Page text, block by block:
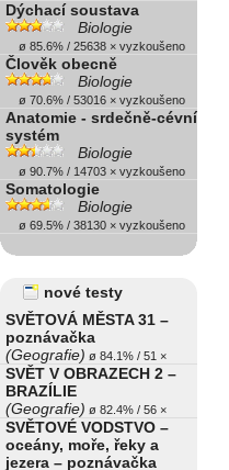
Dýchací soustava
Biologie
ø 85.6% / 25638 × vyzkoušeno
Člověk obecně
Biologie
ø 70.6% / 53016 × vyzkoušeno
Anatomie - srdečně-cévní
systém
Biologie
ø 90.7% / 14703 × vyzkoušeno
Somatologie
Biologie
ø 69.5% / 38130 × vyzkoušeno
nové testy
SVĚTOVÁ MĚSTA 31 –
poznávačka
(Geografie) ø 84.1% / 51 ×
SVĚT V OBRAZECH 2 –
BRAZÍLIE
(Geografie) ø 82.4% / 56 ×
SVĚTOVÉ VODSTVO –
oceány, moře, řeky a
jezera – poznávačka